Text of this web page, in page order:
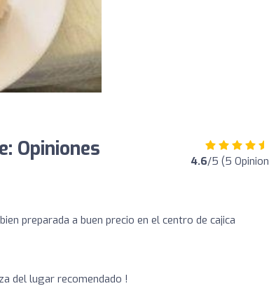
Opiniones 4.6/5 (5
preparada a buen precio en el centro de cajica
del lugar recomendado !